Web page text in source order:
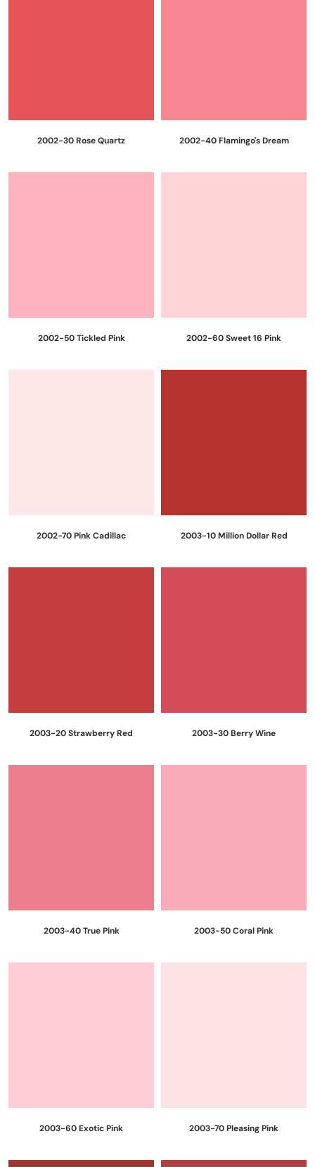
2002-30 Rose Quartz 2002-40 Flamingo's Dream
2002-50 Tickled Pink 2002-60 Sweet 16 Pink
2002-70 Pink Cadillac 2003-10 Million Dollar Red
2003-20 Strawberry Red 2003-30 Berry Wine
2003-40 True Pink 2003-50 Coral Pink
2003-60 Exotic Pink 2003-70 Pleasing Pink